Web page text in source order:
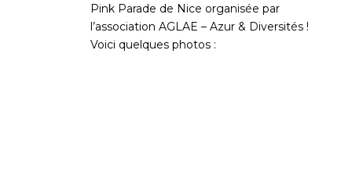
Pink Parade de Nice organisée par
l’association AGLAE – Azur & Diversités !
Voici quelques photos :